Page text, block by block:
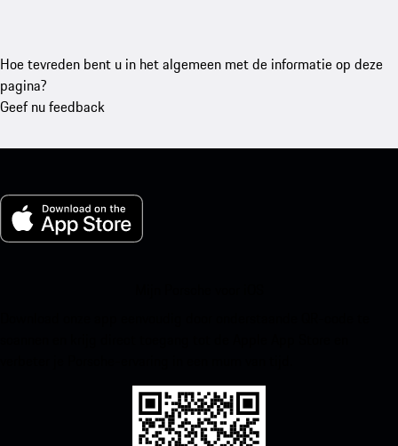
Hoe tevreden bent u in het algemeen met de informatie op deze
pagina?
Geef nu feedback